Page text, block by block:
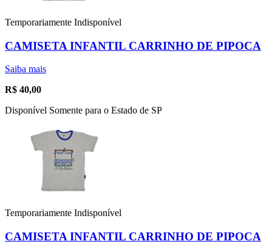
Temporariamente Indisponível
CAMISETA INFANTIL CARRINHO DE PIPOCA
Saiba mais
R$ 40,00
Disponível Somente para o Estado de SP
Temporariamente Indisponível
CAMISETA INFANTIL CARRINHO DE PIPOCA